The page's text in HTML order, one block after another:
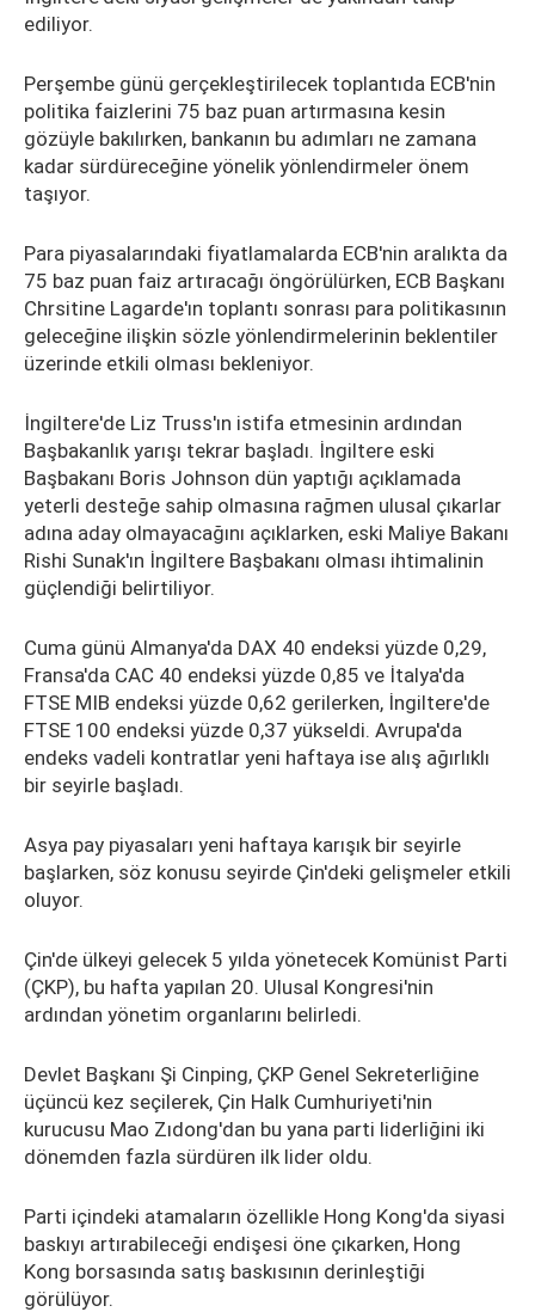
ediliyor.
Perşembe günü gerçekleştirilecek toplantıda ECB'nin
politika faizlerini 75 baz puan artırmasına kesin
gözüyle bakılırken, bankanın bu adımları ne zamana
kadar sürdüreceğine yönelik yönlendirmeler önem
taşıyor.
Para piyasalarındaki fiyatlamalarda ECB'nin aralıkta da
75 baz puan faiz artıracağı öngörülürken, ECB Başkanı
Chrsitine Lagarde'ın toplantı sonrası para politikasının
geleceğine ilişkin sözle yönlendirmelerinin beklentiler
üzerinde etkili olması bekleniyor.
İngiltere'de Liz Truss'ın istifa etmesinin ardından
Başbakanlık yarışı tekrar başladı. İngiltere eski
Başbakanı Boris Johnson dün yaptığı açıklamada
yeterli desteğe sahip olmasına rağmen ulusal çıkarlar
adına aday olmayacağını açıklarken, eski Maliye Bakanı
Rishi Sunak'ın İngiltere Başbakanı olması ihtimalinin
güçlendiği belirtiliyor.
Cuma günü Almanya'da DAX 40 endeksi yüzde 0,29,
Fransa'da CAC 40 endeksi yüzde 0,85 ve İtalya'da
FTSE MIB endeksi yüzde 0,62 gerilerken, İngiltere'de
FTSE 100 endeksi yüzde 0,37 yükseldi. Avrupa'da
endeks vadeli kontratlar yeni haftaya ise alış ağırlıklı
bir seyirle başladı.
Asya pay piyasaları yeni haftaya karışık bir seyirle
başlarken, söz konusu seyirde Çin'deki gelişmeler etkili
oluyor.
Çin'de ülkeyi gelecek 5 yılda yönetecek Komünist Parti
(ÇKP), bu hafta yapılan 20. Ulusal Kongresi'nin
ardından yönetim organlarını belirledi.
Devlet Başkanı Şi Cinping, ÇKP Genel Sekreterliğine
üçüncü kez seçilerek, Çin Halk Cumhuriyeti'nin
kurucusu Mao Zıdong'dan bu yana parti liderliğini iki
dönemden fazla sürdüren ilk lider oldu.
Parti içindeki atamaların özellikle Hong Kong'da siyasi
baskıyı artırabileceği endişesi öne çıkarken, Hong
Kong borsasında satış baskısının derinleştiği
görülüyor.